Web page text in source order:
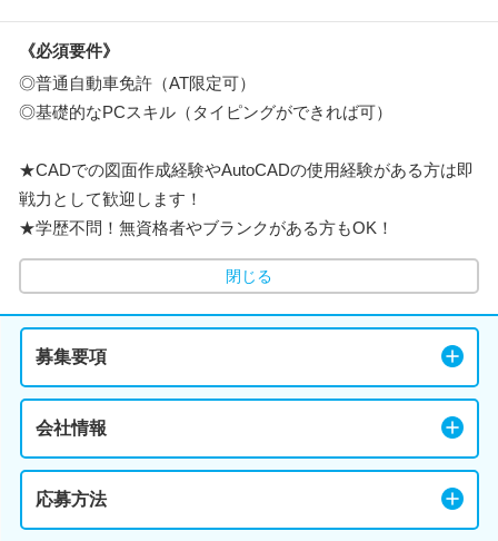
《必須要件》
◎普通自動車免許（AT限定可）
◎基礎的なPCスキル（タイピングができれば可）
★CADでの図面作成経験やAutoCADの使用経験がある方は即
戦力として歓迎します！
★学歴不問！無資格者やブランクがある方もOK！
閉じる
募集要項
会社情報
応募方法